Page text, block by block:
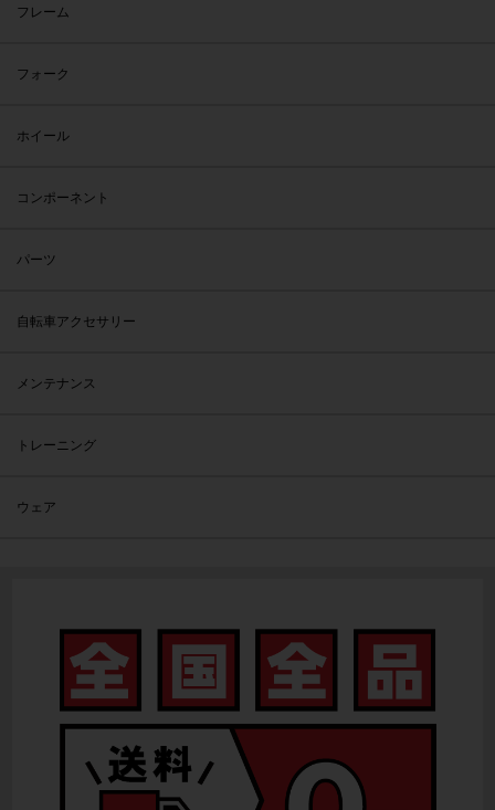
フレーム
フォーク
ホイール
コンポーネント
パーツ
自転車アクセサリー
メンテナンス
トレーニング
ウェア